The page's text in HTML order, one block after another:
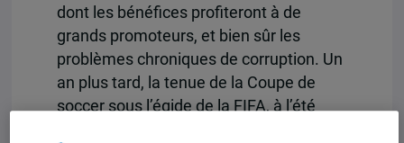
dont les bénéfices profiteront à de
grands promoteurs, et bien sûr les
problèmes chroniques de corruption. Un
an plus tard, la tenue de la Coupe de
soccer sous l’égide de la FIFA, à l’été